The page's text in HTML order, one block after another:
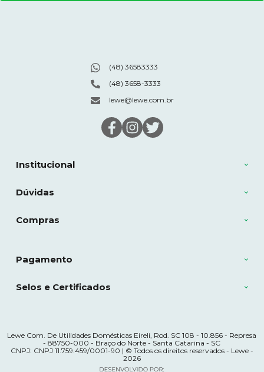
Institucional
Dúvidas
Compras
(48) 36583333
(48) 3658-3333
lewe@lewe.com.br
Pagamento
Selos e Certificados
Lewe Com. De Utilidades Domésticas Eireli, Rod. SC 108 - 10.856 - Represa
- 88750-000 - Braço do Norte - Santa Catarina - SC
CNPJ: CNPJ 11.759.459/0001-90 | © Todos os direitos reservados - Lewe -
2026